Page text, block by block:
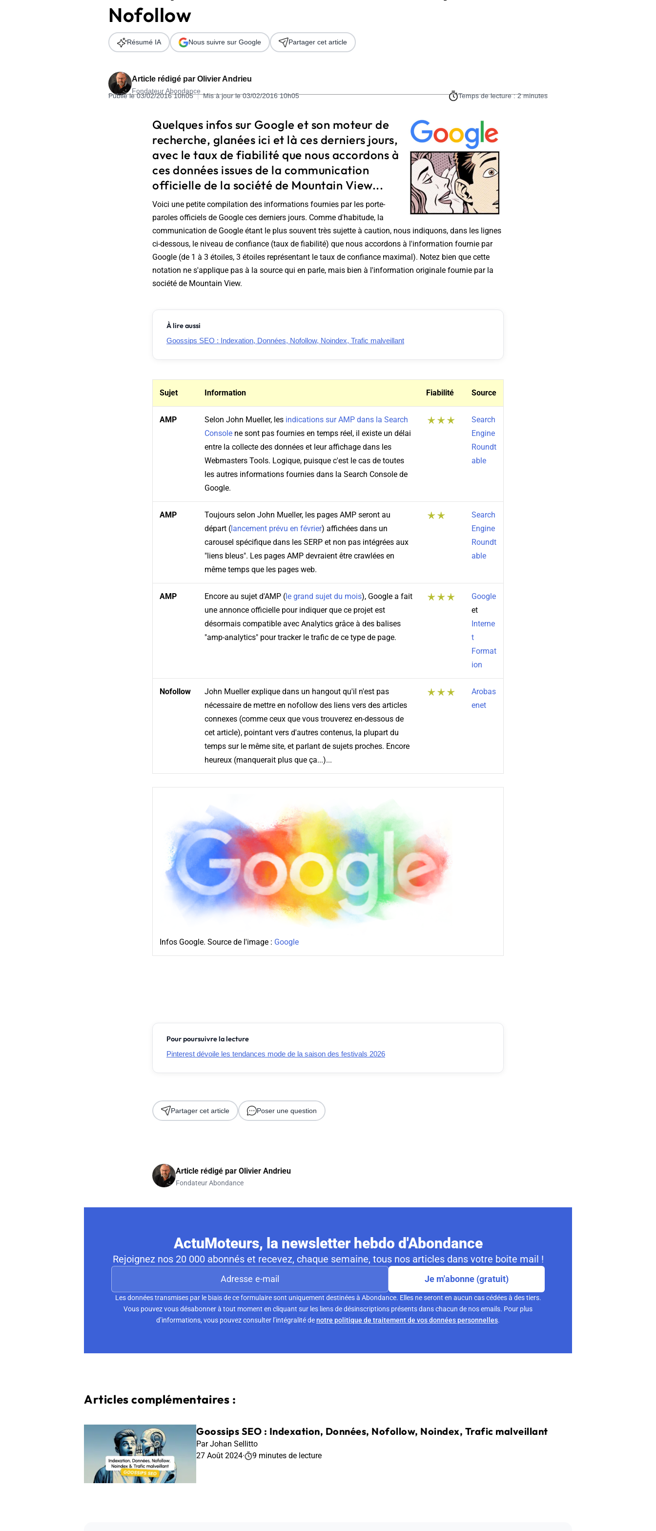
Télécharger l'Ebook
Formation SEO & GEO - Edition 2026
Nofollow
Article rédigé par Olivier Andrieu
Fondateur Abondance
Publié le 03/02/2016 10h05 | Mis à jour le 03/02/2016 10h05 Temps de lecture : 2 minutes
Résumé IA Nous suivre sur Google Partager cet article
Quelques infos sur Google et son moteur de
recherche, glanées ici et là ces derniers jours,
avec le taux de fiabilité que nous accordons à
ces données issues de la communication
officielle de la société de Mountain View...
Voici une petite compilation des informations fournies par les porte-
paroles officiels de Google ces derniers jours. Comme d'habitude, la
communication de Google étant le plus souvent très sujette à caution, nous indiquons, dans les lignes
ci-dessous, le niveau de confiance (taux de fiabilité) que nous accordons à l'information fournie par
Google (de 1 à 3 étoiles, 3 étoiles représentant le taux de confiance maximal). Notez bien que cette
notation ne s'applique pas à la source qui en parle, mais bien à l'information originale fournie par la
société de Mountain View.
À lire aussi
Goossips SEO : Indexation, Données, Nofollow, Noindex, Trafic malveillant
Sujet Information Fiabilité Source
AMP Selon John Mueller, les indications sur AMP dans la Search
Consolene sont pas fournies en temps réel, il existe un délai
entre la collecte des données et leur affichage dans les
Webmasters Tools. Logique, puisque c'est le cas de toutes
les autres informations fournies dans la Search Console de
Google.
Search
Engine
Roundt
able
AMP
Toujours selon John Mueller, les pages AMP seront au
départ (lancement prévu en février) affichées dans un
carousel spécifique dans les SERP et non pas intégrées aux
"liens bleus". Les pages AMP devraient être crawlées en
même temps que les pages web.
Search
Engine
Roundt
able
AMP Encore au sujet d'AMP (le grand sujet du mois), Google a fait
une annonce officielle pour indiquer que ce projet est
désormais compatible avec Analytics grâce à des balises
"amp-analytics" pour tracker le trafic de ce type de page.
Google
et
Interne
t
Format
ion
Nofollow
John Mueller explique dans un hangout qu'il n'est pas
nécessaire de mettre en nofollow des liens vers des articles
connexes (comme ceux que vous trouverez en-dessous de
cet article), pointant vers d'autres contenus, la plupart du
temps sur le même site, et parlant de sujets proches. Encore
heureux (manquerait plus que ça...)...
Arobas
enet
Infos Google. Source de l'image : Google
Pour poursuivre la lecture
Pinterest dévoile les tendances mode de la saison des festivals 2026
Partager cet article Poser une question
Article rédigé par Olivier Andrieu
Fondateur Abondance
ActuMoteurs, la newsletter hebdo d'Abondance
Rejoignez nos 20 000 abonnés et recevez, chaque semaine, tous nos articles dans votre boite mail !
Je m'abonne (gratuit)
Les données transmises par le biais de ce formulaire sont uniquement destinées à Abondance. Elles ne seront en aucun cas cédées à des tiers.
Vous pouvez vous désabonner à tout moment en cliquant sur les liens de désinscriptions présents dans chacun de nos emails. Pour plus
d’informations, vous pouvez consulter l’intégralité denotre politique de traitement de vos données personnelles.
Articles complémentaires :
Goossips SEO : Indexation, Données, Nofollow, Noindex, Trafic malveillant
Par Johan Sellitto
27 Août 2024· 9 minutes de lecture